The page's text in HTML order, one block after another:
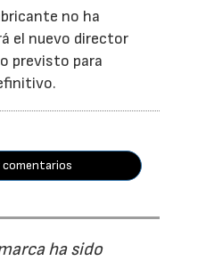
no ha
el nuevo director
previsto para
comentarios
ha sido